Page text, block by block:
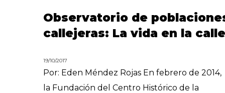
Observatorio de
callejeras: La vida en la calle
19/10/2017
Por: Eden Méndez Rojas En febrero de 2014,
la Fundación del Centro Histórico de la